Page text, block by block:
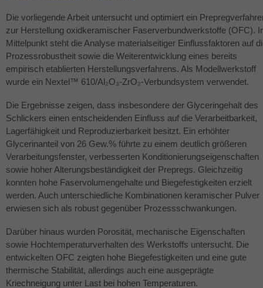
Die vorliegende Arbeit untersucht und optimiert ein
zur Herstellung oxidkeramischer Faserverbundwerkstoffe (OFC).
Mittelpunkt steht die Analyse materialseitiger Einflussfaktoren auf
Prozessrobustheit sowie die Weiterentwicklung eines bereits
empirisch etablierten Herstellungsverfahrens. Als Modellwerkstoff
wurde ein Nextel™ 610/Al₂O₃-ZrO₂-Verbundsystem verwendet.
Die Ergebnisse zeigen, dass insbesondere der Glyceringehalt des
Schlickers einen entscheidenden Einfluss auf die Verarbeitbarkeit,
Lagerfähigkeit und Reproduzierbarkeit besitzt. Ein erhöhter
Glycerinanteil von 26 Gew.% führte zu einem deutlich größeren
Verarbeitungsfenster, verbesserten Konditionierungseigenschaften
sowie hoher Alterungsbeständigkeit der Prepregs. Gleichzeitig
konnten hohe Faservolumengehalte und Biegefestigkeiten erzielt
werden. Auch unterschiedliche Kombinationen keramischer Pulver
erwiesen sich als robust gegenüber Prozessschwankungen.
Darüber hinaus wurden Porosität, mechanische Eigenschaften
sowie Hochtemperaturverhalten des Werkstoffs untersucht. Die
entwickelten OFC zeigten hohe Biegefestigkeiten und eine gute
thermische Stabilität, allerdings auch eine ausgeprägte
Kriechneigung unter Last bei hohen Temperaturen.